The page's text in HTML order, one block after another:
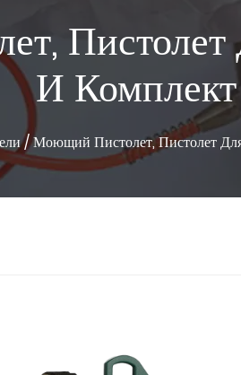
И
/Моющий Пистолет, Пистолет